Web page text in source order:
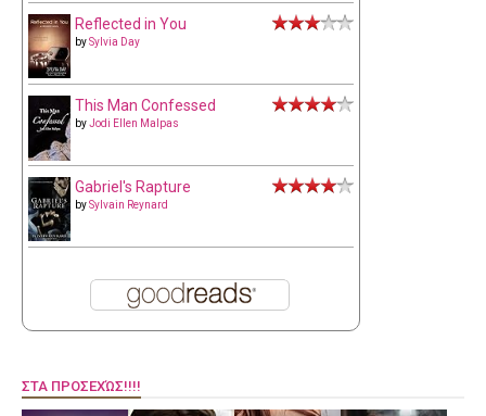
Reflected in You
bySylvia Day
This Man Confessed
byJodi Ellen Malpas
Gabriel's Rapture
bySylvain Reynard
ΣΤΑ ΠΡΟΣΕΧΏΣ!!!!